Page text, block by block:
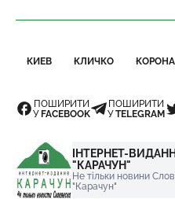
КИЕВ КЛИЧКО
ПОШИРИТИ
УFACEBOOK
ПОШИРИТИ
УTELEGRAM
ІНТЕРНЕТ-
"КАРАЧУН"
Не тільки новини
"Карачун"